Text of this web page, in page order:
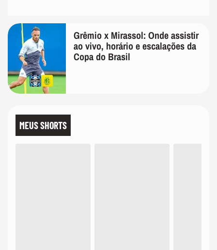
Grêmio x Mirassol: Onde assistir
ao vivo, horário e escalações da
Copa do Brasil
MEUS SHORTS